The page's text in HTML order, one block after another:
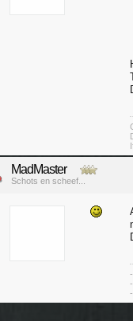
MadMaster
Schots en scheef...
-
-
-